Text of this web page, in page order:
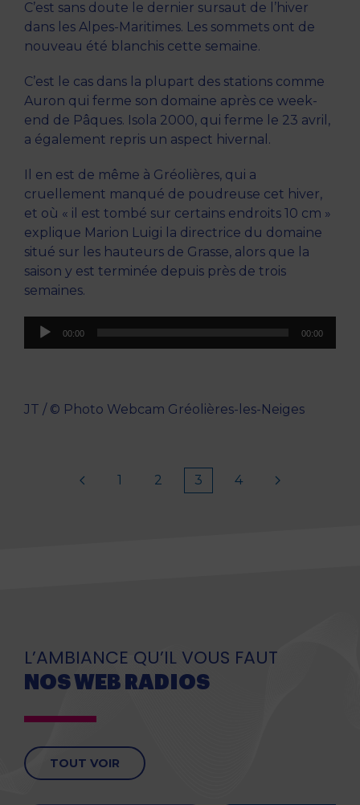
C’est sans doute le dernier sursaut de l’hiver
dans les Alpes-Maritimes. Les sommets ont de
nouveau été blanchis cette semaine.
C’est le cas dans la plupart des stations comme
Auron qui ferme son domaine après ce week-
end de Pâques. Isola 2000, qui ferme le 23 avril,
a également repris un aspect hivernal.
Il en est de même à Gréolières, qui a
cruellement manqué de poudreuse cet hiver,
et où « il est tombé sur certains endroits 10 cm »
explique Marion Luigi la directrice du domaine
situé sur les hauteurs de Grasse, alors que la
saison y est terminée depuis près de trois
semaines.
Lecteur
00:00 00:00
JT / © Photo Webcam Gréolières-les-Neiges
1 2 3 4
L’AMBIANCE QU’IL VOUS FAUT
NOS WEB RADIOS
TOUT VOIR